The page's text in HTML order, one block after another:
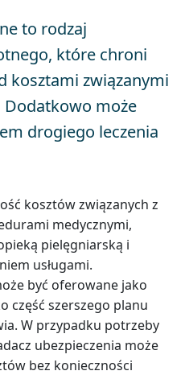
to rodzaj
które chroni
kosztami związanymi
może
drogiego leczenia
kosztów związanych z
medycznymi,
pielęgniarską i
usługami.
być oferowane jako
część szerszego planu
W przypadku potrzeby
ubezpieczenia może
bez konieczności